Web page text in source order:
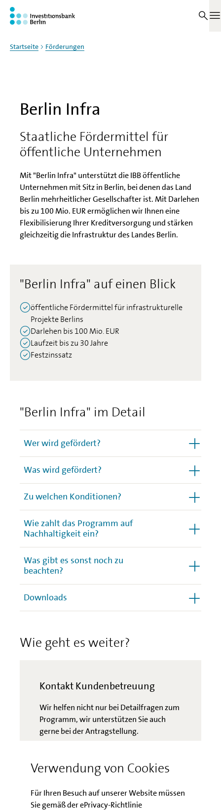
Verwendung von Cookies
Für Ihren Besuch auf unserer Website müssen
Sie gemäß der ePrivacy-Richtlinie
Zum Haupinhalt springen
Startseite Förderungen
Auf dieser Seite
Berlin Infra
Staatliche Fördermittel für
öffentliche Unternehmen
Mit "Berlin Infra" unterstützt die IBB öffentliche
Unternehmen mit Sitz in Berlin, bei denen das Land
Berlin mehrheitlicher Gesellschafter ist. Mit Darlehen
bis zu 100 Mio. EUR ermöglichen wir Ihnen eine
Flexibilisierung Ihrer Kreditversorgung und stärken
gleichzeitig die Infrastruktur des Landes Berlin.
"Berlin Infra" auf einen Blick
öffentliche Fördermittel für infrastrukturelle
Projekte Berlins
Darlehen bis 100 Mio. EUR
Laufzeit bis zu 30 Jahre
Festzinssatz
"Berlin Infra" im Detail
Wer wird gefördert?
Was wird gefördert?
Zu welchen Konditionen?
Wie zahlt das Programm auf
Nachhaltigkeit ein?
Was gibt es sonst noch zu
beachten?
Downloads
Wie geht es weiter?
Kontakt Kundenbetreuung
Wir helfen nicht nur bei Detailfragen zum
Programm, wir unterstützen Sie auch
gerne bei der Antragstellung.
ZU DEN
ANSPRECHPARTNERN